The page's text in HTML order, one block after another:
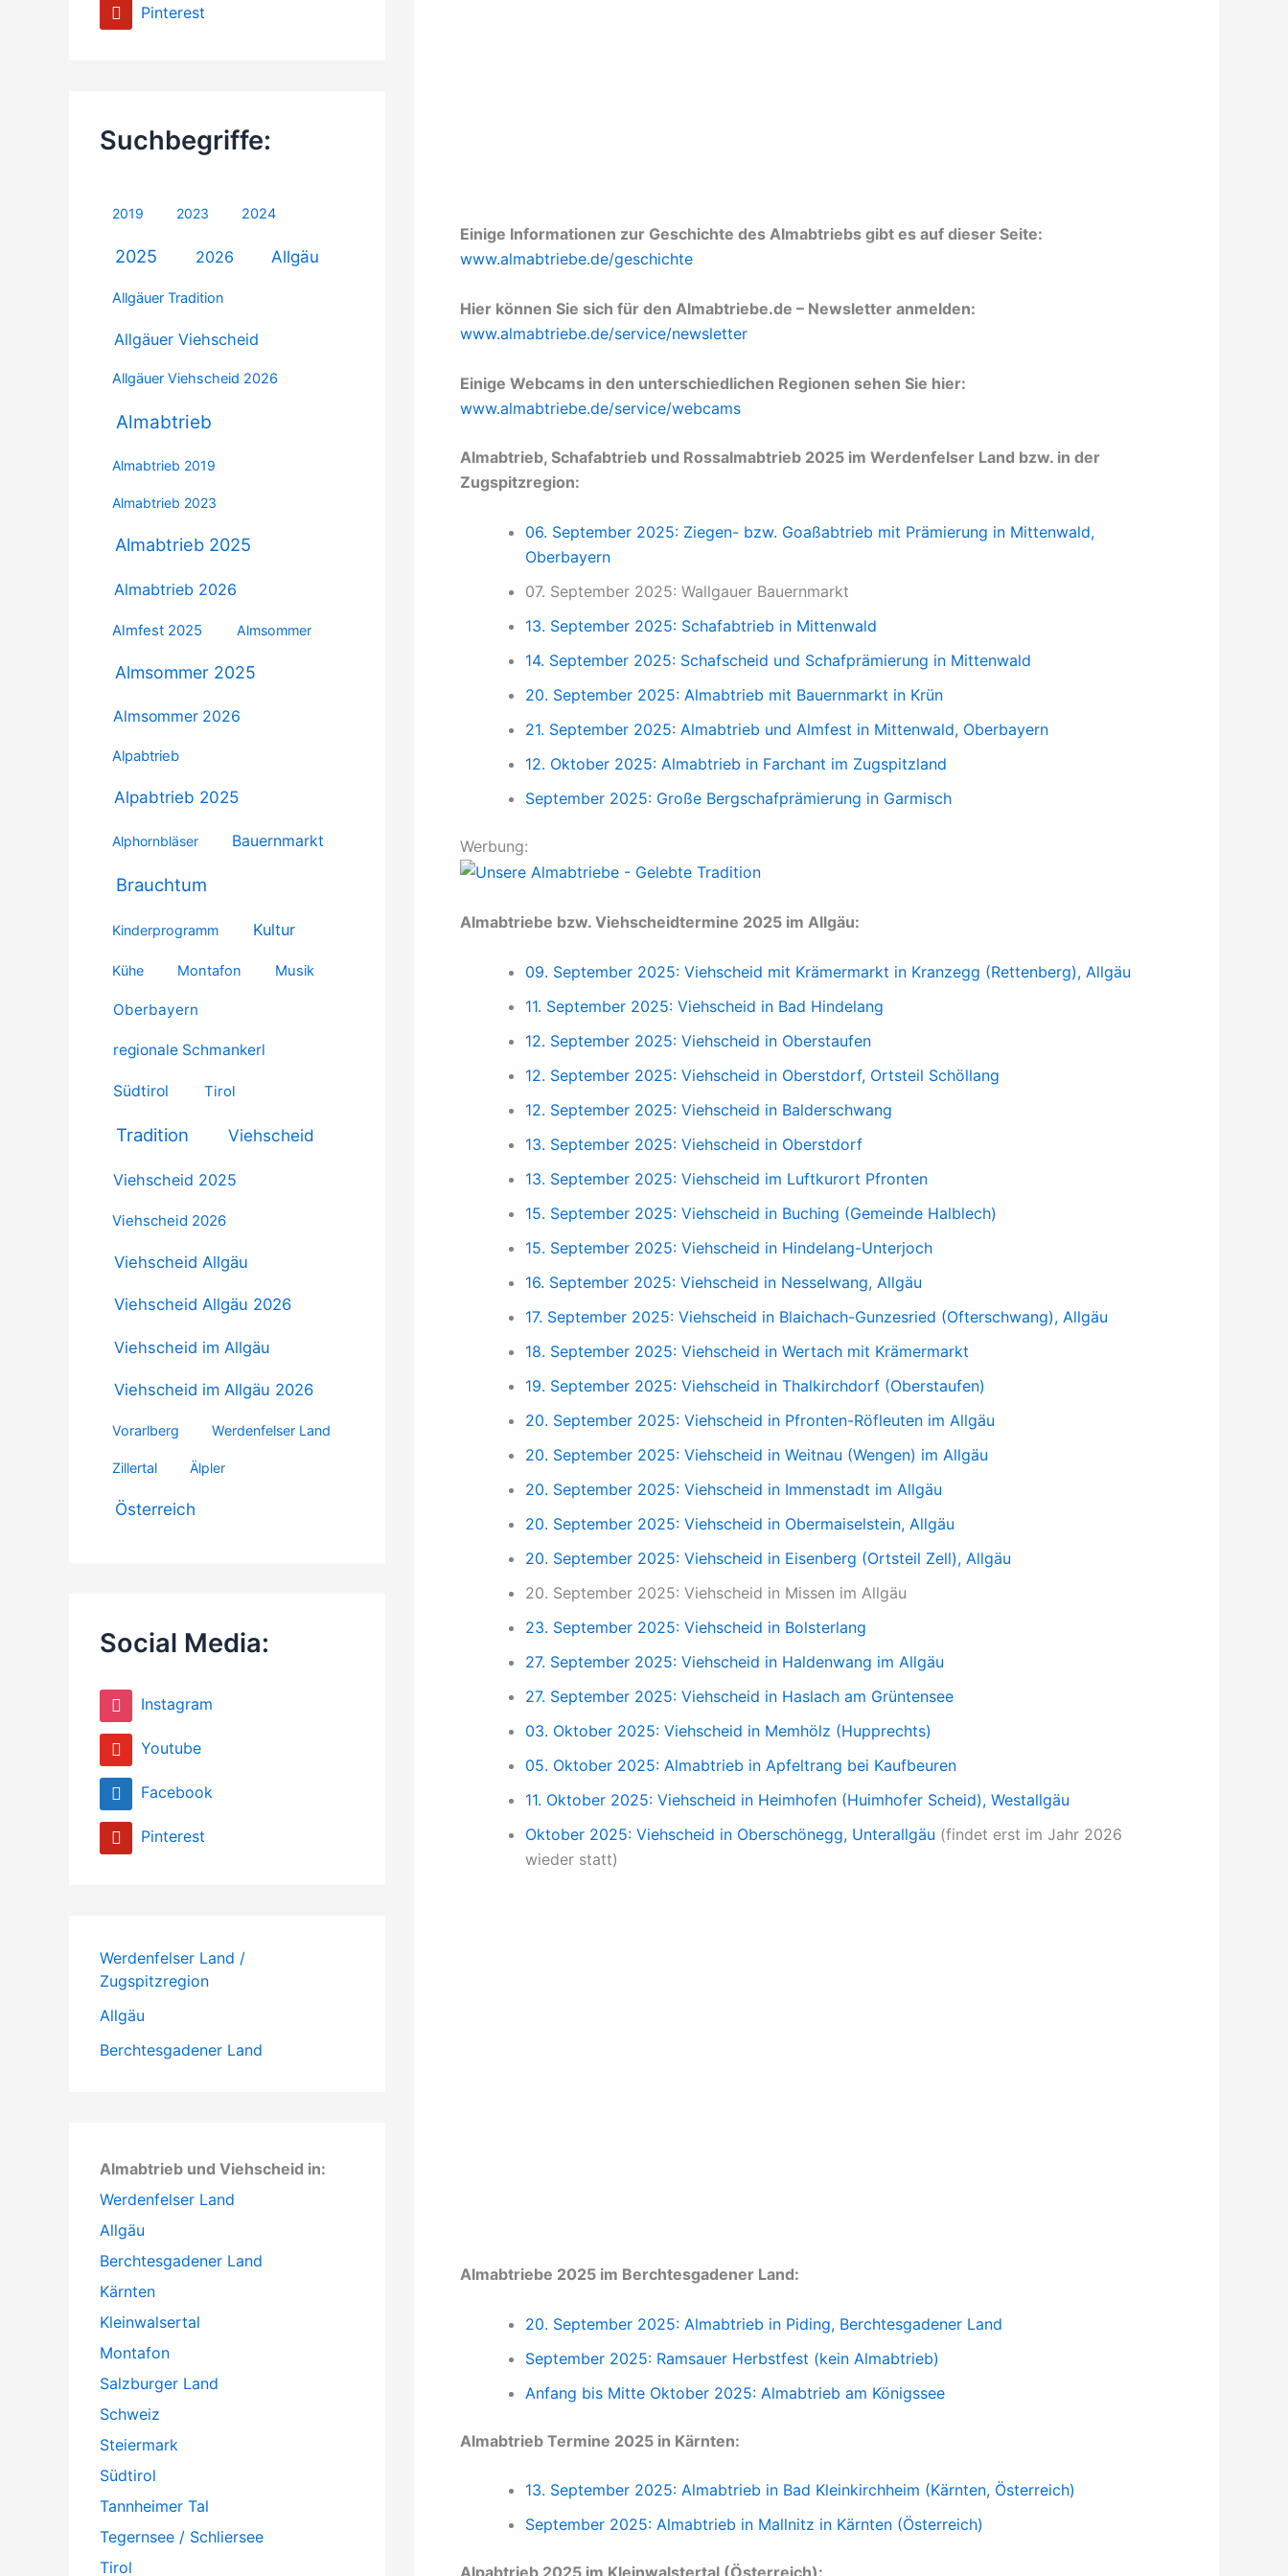
Pinterest
Suchbegriffe:
2019 2023 2024
2025 2026 Allgäu
Allgäuer Tradition
Allgäuer Viehscheid
Allgäuer Viehscheid 2026
Almabtrieb
Almabtrieb 2019
Almabtrieb 2023
Almabtrieb 2025
Almabtrieb 2026
Almfest 2025 Almsommer
Almsommer 2025
Almsommer 2026
Alpabtrieb
Alpabtrieb 2025
Alphornbläser Bauernmarkt
Brauchtum
Kinderprogramm Kultur
Kühe Montafon Musik
Oberbayern
regionale Schmankerl
Südtirol Tirol
Tradition Viehscheid
Viehscheid 2025
Viehscheid 2026
Viehscheid Allgäu
Viehscheid Allgäu 2026
Viehscheid im Allgäu
Viehscheid im Allgäu 2026
Vorarlberg Werdenfelser Land
Zillertal Älpler
Österreich
Social Media:
Instagram
Youtube
Facebook
Pinterest
Werdenfelser Land /
Zugspitzregion
Allgäu
Berchtesgadener Land
Almabtrieb und Viehscheid in:
Werdenfelser Land
Allgäu
Berchtesgadener Land
Kärnten
Kleinwalsertal
Montafon
Salzburger Land
Schweiz
Steiermark
Südtirol
Tannheimer Tal
Tegernsee / Schliersee
Tirol
Einige Informationen zur Geschichte des Almabtriebs gibt es auf dieser Seite:
www.almabtriebe.de/geschichte
Hier können Sie sich für den Almabtriebe.de – Newsletter anmelden:
www.almabtriebe.de/service/newsletter
Einige Webcams in den unterschiedlichen Regionen sehen Sie hier:
www.almabtriebe.de/service/webcams
Almabtrieb, Schafabtrieb und Rossalmabtrieb 2025 im Werdenfelser Land bzw. in der
Zugspitzregion:
06. September 2025: Ziegen- bzw. Goaßabtrieb mit Prämierung in Mittenwald,
Oberbayern
07. September 2025: Wallgauer Bauernmarkt
13. September 2025: Schafabtrieb in Mittenwald
14. September 2025: Schafscheid und Schafprämierung in Mittenwald
20. September 2025: Almabtrieb mit Bauernmarkt in Krün
21. September 2025: Almabtrieb und Almfest in Mittenwald, Oberbayern
12. Oktober 2025: Almabtrieb in Farchant im Zugspitzland
September 2025: Große Bergschafprämierung in Garmisch
Werbung:
Almabtriebe bzw. Viehscheidtermine 2025 im Allgäu:
09. September 2025: Viehscheid mit Krämermarkt in Kranzegg (Rettenberg), Allgäu
11. September 2025: Viehscheid in Bad Hindelang
12. September 2025: Viehscheid in Oberstaufen
12. September 2025: Viehscheid in Oberstdorf, Ortsteil Schöllang
12. September 2025: Viehscheid in Balderschwang
13. September 2025: Viehscheid in Oberstdorf
13. September 2025: Viehscheid im Luftkurort Pfronten
15. September 2025: Viehscheid in Buching (Gemeinde Halblech)
15. September 2025: Viehscheid in Hindelang-Unterjoch
16. September 2025: Viehscheid in Nesselwang, Allgäu
17. September 2025: Viehscheid in Blaichach-Gunzesried (Ofterschwang), Allgäu
18. September 2025: Viehscheid in Wertach mit Krämermarkt
19. September 2025: Viehscheid in Thalkirchdorf (Oberstaufen)
20. September 2025: Viehscheid in Pfronten-Röfleuten im Allgäu
20. September 2025: Viehscheid in Weitnau (Wengen) im Allgäu
20. September 2025: Viehscheid in Immenstadt im Allgäu
20. September 2025: Viehscheid in Obermaiselstein, Allgäu
20. September 2025: Viehscheid in Eisenberg (Ortsteil Zell), Allgäu
20. September 2025: Viehscheid in Missen im Allgäu
23. September 2025: Viehscheid in Bolsterlang
27. September 2025: Viehscheid in Haldenwang im Allgäu
27. September 2025: Viehscheid in Haslach am Grüntensee
03. Oktober 2025: Viehscheid in Memhölz (Hupprechts)
05. Oktober 2025: Almabtrieb in Apfeltrang bei Kaufbeuren
11. Oktober 2025: Viehscheid in Heimhofen (Huimhofer Scheid), Westallgäu
Oktober 2025: Viehscheid in Oberschönegg, Unterallgäu (findet erst im Jahr 2026
wieder statt)
Almabtriebe 2025 im Berchtesgadener Land:
20. September 2025: Almabtrieb in Piding, Berchtesgadener Land
September 2025: Ramsauer Herbstfest (kein Almabtrieb)
Anfang bis Mitte Oktober 2025: Almabtrieb am Königssee
Almabtrieb Termine 2025 in Kärnten:
13. September 2025: Almabtrieb in Bad Kleinkirchheim (Kärnten, Österreich)
September 2025: Almabtrieb in Mallnitz in Kärnten (Österreich)